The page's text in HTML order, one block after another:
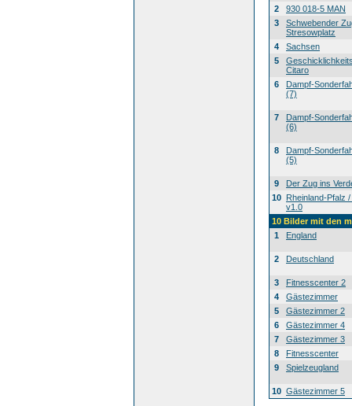
2
930 018-5 MAN
3
Schwebender
Stresowplatz
4
Sachsen
5
Citaro
6
Dampf-
(7)
7
Dampf-
(6)
8
Dampf-
(5)
9
Der Zug ins
10 Rheinland-Pfalz
v1.0
10 Bilder mit den
1
England
2 Deutschland
3
Fitnesscenter 2
4
Gästezimmer
5
Gästezimmer 2
6
Gästezimmer 4
7
Gästezimmer 3
8
Fitnesscenter
9
Spielzeugland
10 Gästezimmer 5